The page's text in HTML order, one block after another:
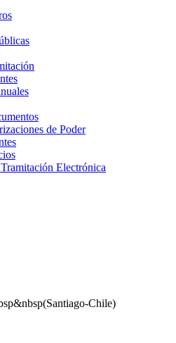
de Poder
Electrónica
Chile)